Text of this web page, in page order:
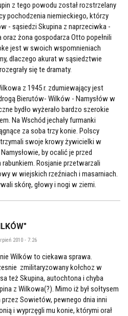
z tego powodu został rozstrzelany
pochodzenia niemieckiego, którzy
- sąsiedzi Skupina z naprzeciwka -
żona gospodarza Otto popełnili
jest w swoich wspomnieniach
dlaczego akurat w sąsiedztwie
się te dramaty.
z 1945 r. zdumiewający jest
Bierutów- Wilków - Namysłów w
bydło wyżerało bardzo szerokie
Na Wschód jechały furmanki
za soba trzy konie. Polscy
swoje krowy żywicielki w
by ocalić je przed
Rosjanie przetwarzali
w wiejskich rzeźniach i masarniach.
skórę, głowy i nogi w ziemi.
2010 - 7:26
Wilków to ciekawa sprawa.
zmilitaryzowany kołchoz w
też Skupina, autochtona i chyba
z Wilkowa(?). Mimo iż był sołtysem
Sowietów, pewnego dnia inni
i wyprzęgli mu konie, którymi orał